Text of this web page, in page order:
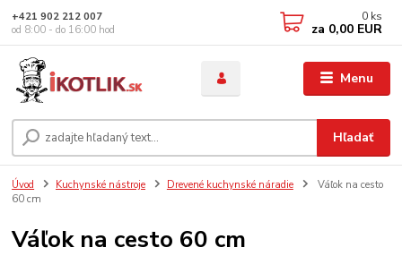
Menu
Hľadať
+421 902 212 007
od 8:00 - do 16:00 hod
0 ks
za 0,00 EUR
Úvod Kuchynské nástroje Drevené kuchynské náradie
Váľok na cesto
60 cm
Váľok na cesto 60 cm